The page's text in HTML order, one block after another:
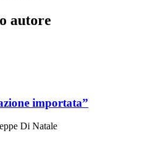
autore
importata”
Di Natale